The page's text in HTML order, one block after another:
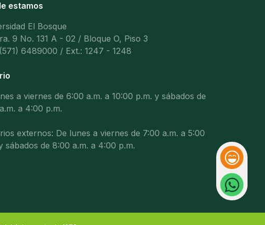
Reacción
Whatsapp
estamos
El Bosque
9 No. 131 A - 02 / Bloque O, Piso 3
6489000 / Ext.: 1247 - 1248
a viernes de 6:00 a.m. a 10:00 p.m. y sábados de
a 4:00 p.m.
externos: De lunes a viernes de 7:00 a.m. a 5:00
sábados de 8:00 a.m. a 4:00 p.m.